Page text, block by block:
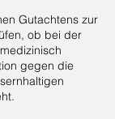
Gutachtens zur
ob bei der
gegen die